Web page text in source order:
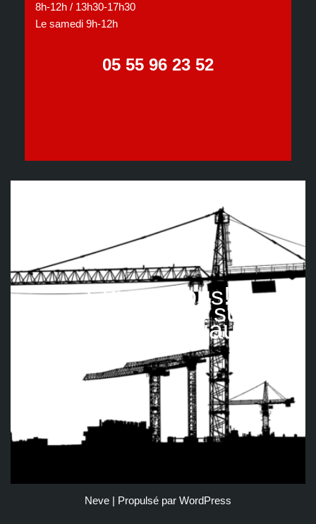
8h-12h / 13h30-17h30
Le samedi 9h-12h
05 55 96 23 52
Suivez nous!
Retrouvez-nous sur les
réseaux sociaux
Neve | Propulsé par WordPress